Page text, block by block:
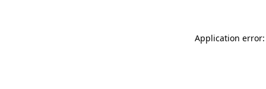
Application